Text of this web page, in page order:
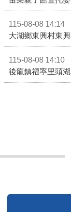
115-08-08 14:14
大湖鄉東興村東
115-08-08 14:10
後龍鎮福寧里頭